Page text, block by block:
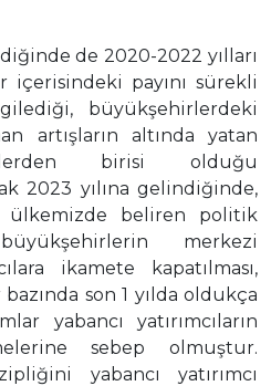
de 2020-2022 yılları
içerisindeki payını sürekli
büyükşehirlerdeki
artışların altında yatan
birisi olduğu
2023 yılına gelindiğinde,
ülkemizde beliren politik
merkezi
ikamete kapatılması,
son 1 yılda oldukça
yabancı yatırımcıların
sebep olmuştur.
yabancı yatırımcı